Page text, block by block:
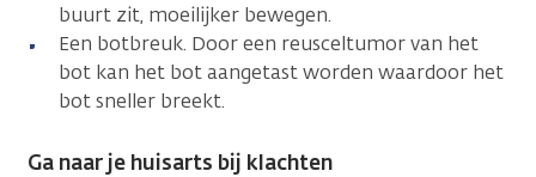
buurt zit, moeilijker bewegen.
Een botbreuk. Door een reusceltumor van het
bot kan het bot aangetast worden waardoor het
bot sneller breekt.
Ga naar je huisarts bij klachten